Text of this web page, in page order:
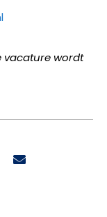
vacature wordt